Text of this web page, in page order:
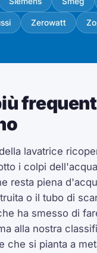
Zerowatt
lavatrice
i colpi
resta piena
o il tubo di
ha smesso di
alla nostra
che si pianta a